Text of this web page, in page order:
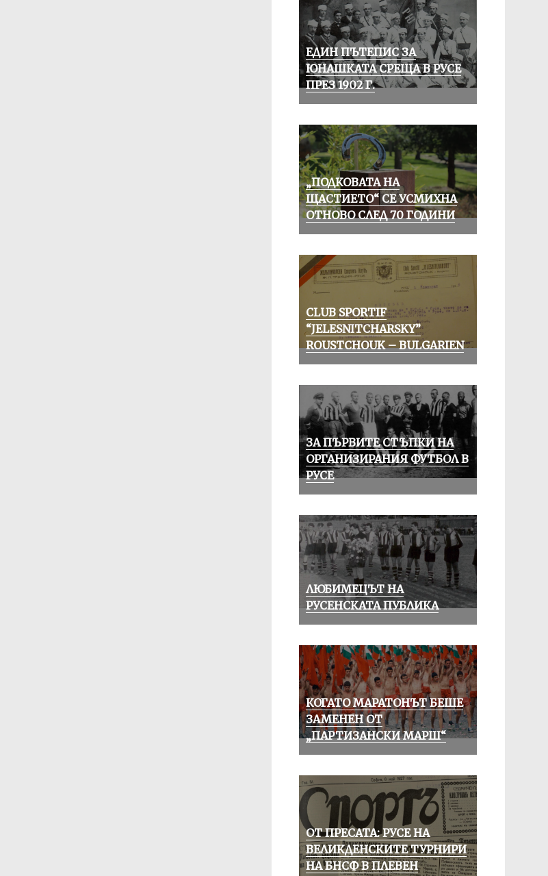
ЕДИН ПЪТЕПИС ЗА
ЮНАШКАТА СРЕЩА В РУСЕ
ПРЕЗ 1902 Г.
„ПОДКОВАТА НА
ЩАСТИЕТО“ СЕ УСМИХНА
ОТНОВО СЛЕД 70 ГОДИНИ
CLUB SPORTIF
“JELESNITCHARSKY”
ROUSTCHOUK – BULGARIEN
ЗА ПЪРВИТЕ СТЪПКИ НА
ОРГАНИЗИРАНИЯ ФУТБОЛ В
РУСЕ
ЛЮБИМЕЦЪТ НА
РУСЕНСКАТА ПУБЛИКА
КОГАТО МАРАТОНЪТ БЕШЕ
ЗАМЕНЕН ОТ
„ПАРТИЗАНСКИ МАРШ“
ОТ ПРЕСАТА: РУСЕ НА
ВЕЛИКДЕНСКИТЕ ТУРНИРИ
НА БНСФ В ПЛЕВЕН